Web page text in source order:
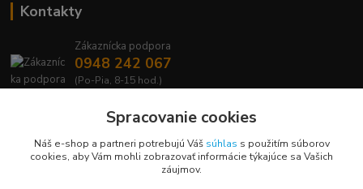
Kontakty
Zákaznícka podpora
0948 242 067
(Po-Pia, 8-15 hod.)
info@lavafrost.skSpracovanie cookies
Náš e-shop a partneri potrebujú Váš súhlas s použitím súborov
cookies, aby Vám mohli zobrazovať informácie týkajúce sa Vašich
záujmov.